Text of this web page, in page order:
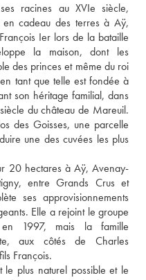
racines au XVIe siècle,
en cadeau des terres à Aÿ,
Ier lors de la bataille
la maison, dont les
des princes et même du roi
tant que telle est fondée à
son héritage familial, dans
du château de Mareuil.
des Goisses, une parcelle
une des cuvées les plus
20 hectares à Aÿ, Avenay-
entre Grands Crus et
ses approvisionnements
Elle a rejoint le groupe
en 1997, mais la famille
aux côtés de Charles
François.
plus naturel possible et le